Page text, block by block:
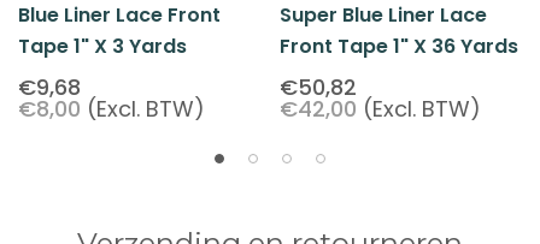
Blue Liner Lace Front
Tape 1" X 3 Yards
€9,68
€8,00 (Excl. BTW)
Super Blue Liner Lace
Front Tape 1" X 36 Yards
€50,82
€42,00 (Excl. BTW)